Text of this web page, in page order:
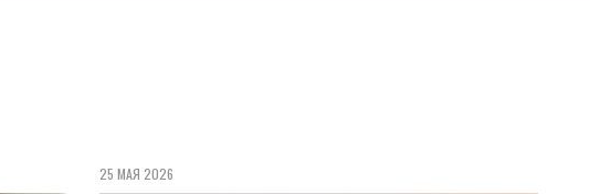
25 МАЯ 2026